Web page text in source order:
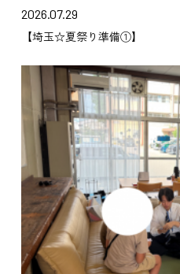
2026.07.29
【埼玉☆夏祭り準備①】